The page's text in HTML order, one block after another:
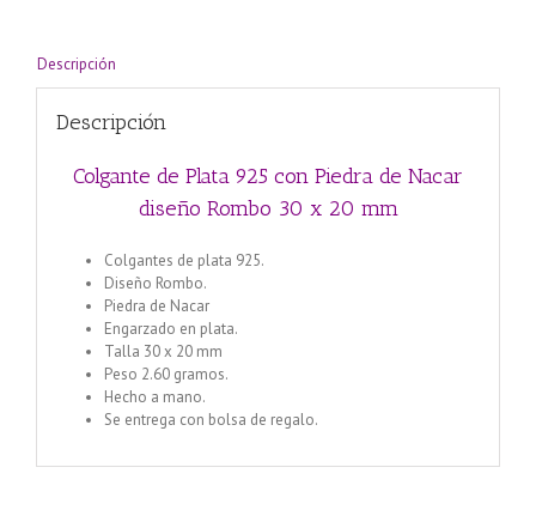
Rombo
20
cantidad
Descripción
Descripción
Colgante de Plata 925 con Piedra de Nacar
diseño Rombo 30 x 20 mm
Colgantes de plata 925.
Diseño Rombo.
Piedra de Nacar
Engarzado en plata.
Talla 30 x 20 mm
Peso 2.60 gramos.
Hecho a mano.
Se entrega con bolsa de regalo.